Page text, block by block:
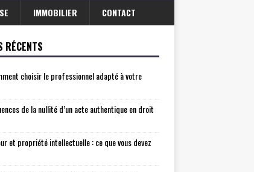
IMMOBILIER CONTACT
RÉCENTS
choisir le professionnel adapté à votre
de la nullité d’un acte authentique en droit
et propriété intellectuelle : ce que vous devez